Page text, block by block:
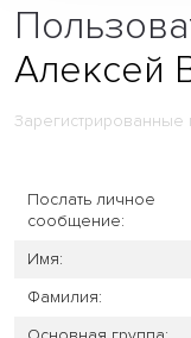
Алексей
Зарегистрированные
Послать личное
сообщение:
Имя:
Фамилия: